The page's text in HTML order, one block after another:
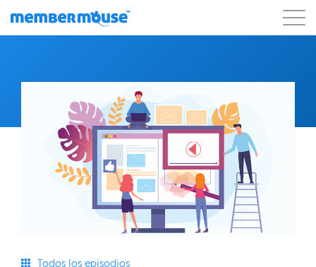
Podcast Acceso de clientes Ayuda
Comenzar
Todos los episodios